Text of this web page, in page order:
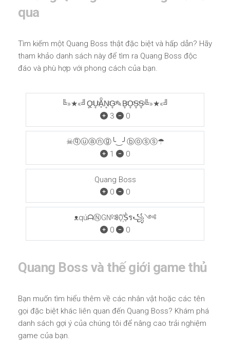
qua
Tìm kiếm một Quang Boss thật đặc biệt và hấp dẫn? Hãy
tham khảo danh sách này để tìm ra Quang Boss độc
đáo và phù hợp với phong cách của bạn.
╚»★«╝Q̥ͦU̥ͦḀͦN̥ͦG̥ͦ✎B̥ͦO̥ͦS̥ͦS̥ͦ╚»★«╝
3
0
☠ⓠⓤⓐⓝⓖ╰‿╯ⓑⓞⓢⓢ☂
1
0
Quang Boss
0
0
ᴥqúᗩⓃG№ꌃO꙰S͛ร꧁༺
0
0
Quang Boss và thế giới game thủ
Bạn muốn tìm hiểu thêm về các nhân vật hoặc các tên
gọi đặc biệt khác liên quan đến Quang Boss? Khám phá
danh sách gợi ý của chúng tôi để nâng cao trải nghiệm
game của bạn.